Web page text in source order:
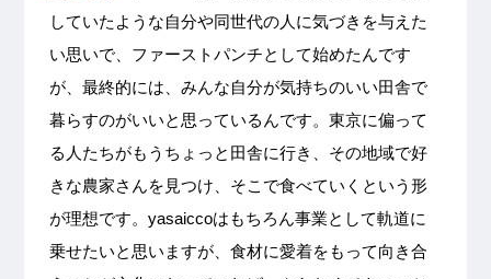
していたような自分や同世代の人に気づきを与えた
い思いで、ファーストパンチとして始めたんです
が、最終的には、みんな自分が気持ちのいい田舎で
暮らすのがいいと思っているんです。東京に偏って
る人たちがもうちょっと田舎に行き、その地域で好
きな農家さんを見つけ、そこで食べていくという形
が理想です。 yasaiccoはもちろん事業として軌道に
乗せたいと思いますが、食材に愛着をもって向き合